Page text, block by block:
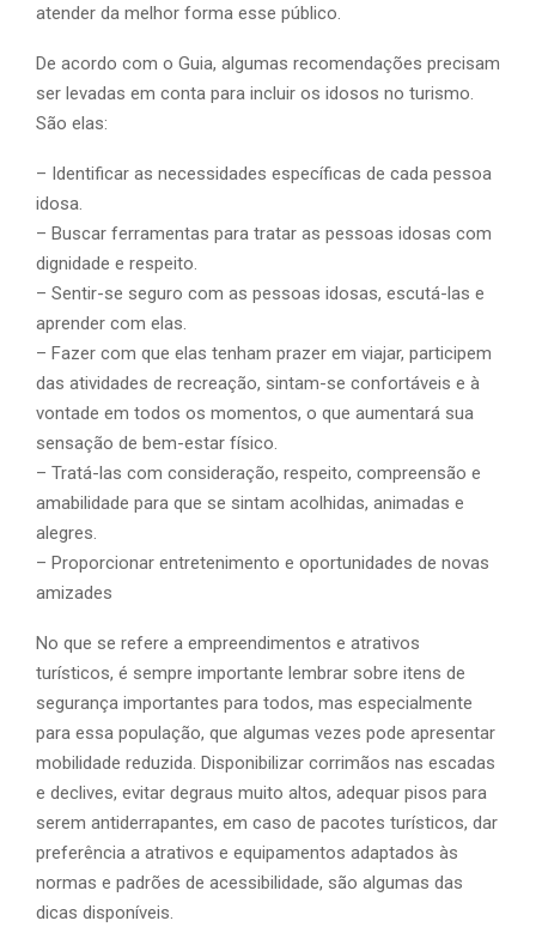
atender da melhor forma esse público.
De acordo com o Guia, algumas recomendações precisam
ser levadas em conta para incluir os idosos no turismo.
São elas:
– Identificar as necessidades específicas de cada pessoa
idosa.
– Buscar ferramentas para tratar as pessoas idosas com
dignidade e respeito.
– Sentir-se seguro com as pessoas idosas, escutá-las e
aprender com elas.
– Fazer com que elas tenham prazer em viajar, participem
das atividades de recreação, sintam-se confortáveis e à
vontade em todos os momentos, o que aumentará sua
sensação de bem-estar físico.
– Tratá-las com consideração, respeito, compreensão e
amabilidade para que se sintam acolhidas, animadas e
alegres.
– Proporcionar entretenimento e oportunidades de novas
amizades
No que se refere a empreendimentos e atrativos
turísticos, é sempre importante lembrar sobre itens de
segurança importantes para todos, mas especialmente
para essa população, que algumas vezes pode apresentar
mobilidade reduzida. Disponibilizar corrimãos nas escadas
e declives, evitar degraus muito altos, adequar pisos para
serem antiderrapantes, em caso de pacotes turísticos, dar
preferência a atrativos e equipamentos adaptados às
normas e padrões de acessibilidade, são algumas das
dicas disponíveis.